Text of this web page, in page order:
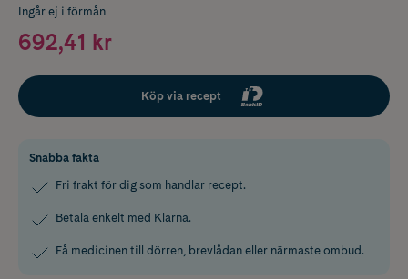
Ingår ej i förmån
692,41 kr
Köp via recept
Snabba fakta
Fri frakt för dig som handlar recept.
Betala enkelt med Klarna.
Få medicinen till dörren, brevlådan eller närmaste ombud.